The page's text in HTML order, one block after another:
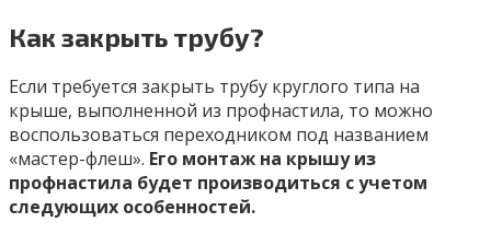
Как закрыть трубу?
Если требуется закрыть трубу круглого типа на
крыше, выполненной из профнастила, то можно
воспользоваться переходником под названием
«мастер-флеш». Его монтаж на крышу из
профнастила будет производиться с учетом
следующих особенностей.